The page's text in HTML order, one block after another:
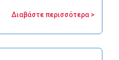
Διαβάστε περισσότερα >